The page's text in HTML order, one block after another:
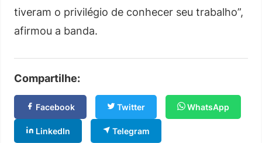
tiveram o privilégio de conhecer seu trabalho”,
afirmou a banda.
Compartilhe:
Facebook Twitter WhatsApp
LinkedIn Telegram